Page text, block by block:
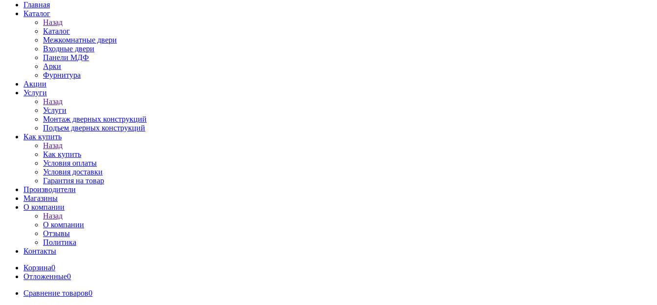
Главная
Каталог
Назад
Каталог
Межкомнатные двери
Входные двери
Панели МДФ
Арки
Фурнитура
Акции
Услуги
Назад
Услуги
Монтаж дверных конструкций
Подъем дверных конструкций
Как купить
Назад
Как купить
Условия оплаты
Условия доставки
Гарантия на товар
Производители
Магазины
О компании
Назад
О компании
Отзывы
Политика
Контакты
Корзина0
Отложенные0
Сравнение товаров0